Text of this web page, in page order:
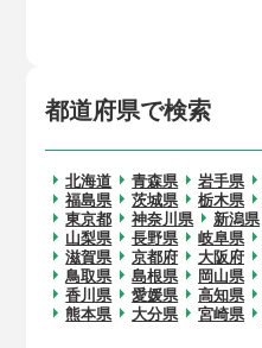
都道府県で検索
北海道 青森県 岩手県
福島県
茨城県 栃木県
東京都
神奈川県 新潟県
山梨県
長野県 岐阜県
滋賀県
京都府 大阪府
鳥取県
島根県 岡山県
香川県
愛媛県 高知県
熊本県
大分県 宮崎県